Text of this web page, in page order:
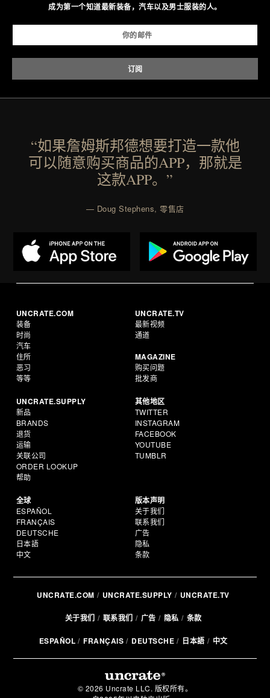
成为第一个知道最新装备，汽车以及男士服装的人。
“如果詹姆斯邦德想要打造一款他
可以随意购买商品的APP，那就是
这款APP。”
— Doug Stephens, 零售店
UNCRATE.COM
装备
时尚
汽车
住所
恶习
等等
UNCRATE.TV
最新视频
通道
MAGAZINE
购买问题
批发商
UNCRATE.SUPPLY
新品
BRANDS
退货
运输
关联公司
ORDER LOOKUP
帮助
其他地区
TWITTER
INSTAGRAM
FACEBOOK
YOUTUBE
TUMBLR
全球
ESPAÑOL
FRANÇAIS
DEUTSCHE
日本語
中文
版本声明
关于我们
联系我们
广告
隐私
条款
UNCRATE.COM UNCRATE.SUPPLY UNCRATE.TV
关于我们 联系我们 广告 隐私 条款
ESPAÑOL FRANÇAIS DEUTSCHE 日本語 中文
© 2026 Uncrate LLC. 版权所有。